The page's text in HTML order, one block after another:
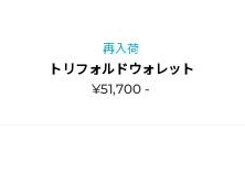
再入荷
トリフォルドウォレット
¥51,700 -